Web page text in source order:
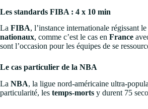
Les standards FIBA : 4 x 10 min
La FIBA, l’instance internationale régissant
nationaux, comme c’est le cas en France
sont l’occasion pour les équipes de se
Le cas particulier de la NBA
La NBA, la ligue nord-américaine ultra-
particularité, les temps-morts y durent 75